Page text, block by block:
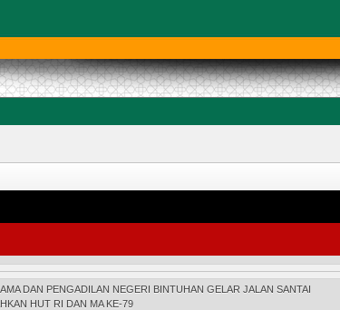
BINTUHAN SELENGGARAKAN UPACARA HUT KEMERDAKAAN RI KE-
DAN PENGADILAN NEGERI BINTUHAN GELAR JALAN SANTAI
HUT RI DAN MA KE-79